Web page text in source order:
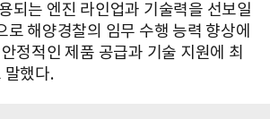
되는 엔진 라인업과 기술력을 선보일
로 해양경찰의 임무 수행 능력 향상에
정적인 제품 공급과 기술 지원에 최
말했다.